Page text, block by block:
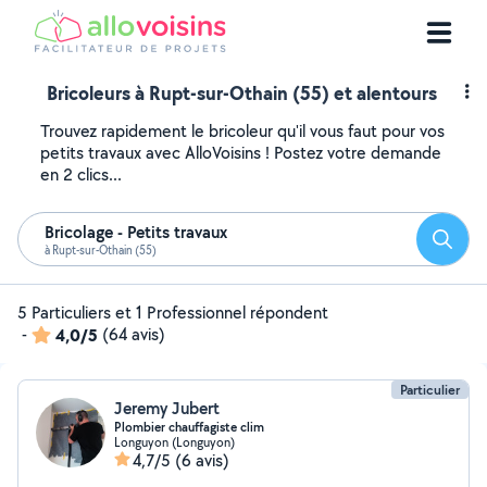
Bricoleurs à Rupt-sur-Othain (55) et alentours
Trouvez rapidement le bricoleur qu'il vous faut pour vos
petits travaux avec AlloVoisins ! Postez votre demande
en 2 clics...
Bricolage - Petits travaux
à Rupt-sur-Othain (55)
5 Particuliers et 1 Professionnel répondent
-
4,0/5 (64 avis)
Particulier
Jeremy Jubert
Plombier chauffagiste clim
Longuyon (Longuyon)
4,7/5 (6 avis)